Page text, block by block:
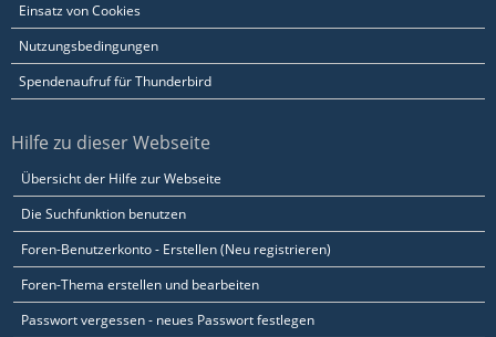
Einsatz von Cookies
Nutzungsbedingungen
Spendenaufruf für Thunderbird
Hilfe zu dieser Webseite
Übersicht der Hilfe zur Webseite
Die Suchfunktion benutzen
Foren-Benutzerkonto - Erstellen (Neu registrieren)
Foren-Thema erstellen und bearbeiten
Passwort vergessen - neues Passwort festlegen